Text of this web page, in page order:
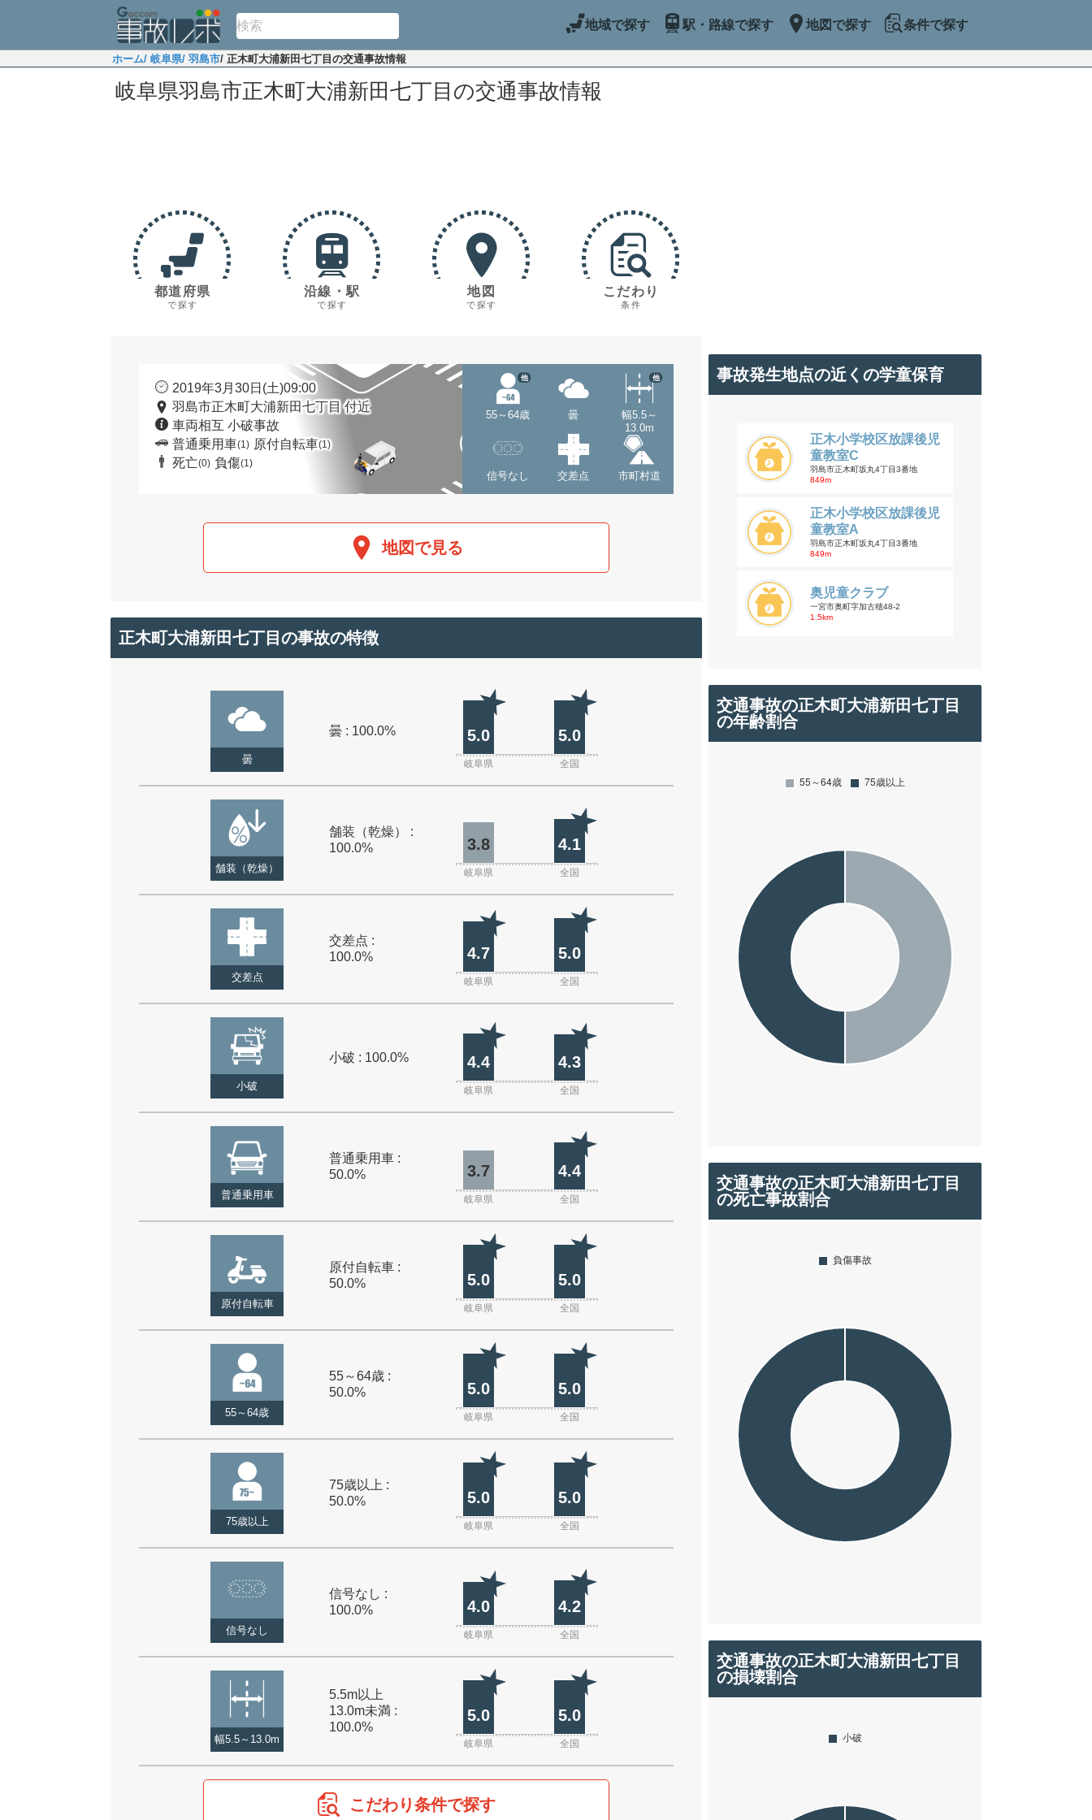
地域で探す 駅・路線で探す 地図で探す 条件で探す
ホーム/ 岐阜県/ 羽島市/ 正木町大浦新田七丁目の交通事故情報
岐阜県羽島市正木町大浦新田七丁目の交通事故情報
都道府県
で探す
沿線・駅
で探す
地図
で探す
こだわり
条件
2019年3月30日(土)09:00
羽島市正木町大浦新田七丁目 付近
車両相互 小破事故
普通乗用車(1) 原付自転車(1)
死亡(0) 負傷(1)
55～64歳
他
曇
幅5.5～
13.0m
他
信号なし 交差点 市町村道
地図で見る
正木町大浦新田七丁目の事故の特徴
曇
曇 : 100.0% 5.0 5.0
岐阜県 全国
舗装（乾燥）
舗装（乾燥） :
100.0%
3.8 4.1
岐阜県 全国
交差点
交差点 :
100.0%
4.7 5.0
岐阜県 全国
小破
小破 : 100.0% 4.4 4.3
岐阜県 全国
普通乗用車
普通乗用車 :
50.0%
3.7 4.4
岐阜県 全国
原付自転車
原付自転車 :
50.0%
5.0 5.0
岐阜県 全国
55～64歳
55～64歳 :
50.0%
5.0 5.0
岐阜県 全国
75歳以上
75歳以上 :
50.0%
5.0 5.0
岐阜県 全国
信号なし
信号なし :
100.0%
4.0 4.2
岐阜県 全国
幅5.5～13.0m
5.5m以上
13.0m未満 :
100.0%
5.0 5.0
岐阜県 全国
こだわり条件で探す
事故発生地点の近くの学童保育
正木小学校区放課後児
童教室C
羽島市正木町坂丸4丁目3番地
849m
正木小学校区放課後児
童教室A
羽島市正木町坂丸4丁目3番地
849m
奥児童クラブ
一宮市奥町字加古穂48-2
1.5km
交通事故の正木町大浦新田七丁目
の年齢割合
交通事故の正木町大浦新田七丁目
の死亡事故割合
交通事故の正木町大浦新田七丁目
の損壊割合